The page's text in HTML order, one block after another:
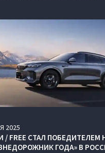
2025
/ FREE СТАЛ
ГОДА» В